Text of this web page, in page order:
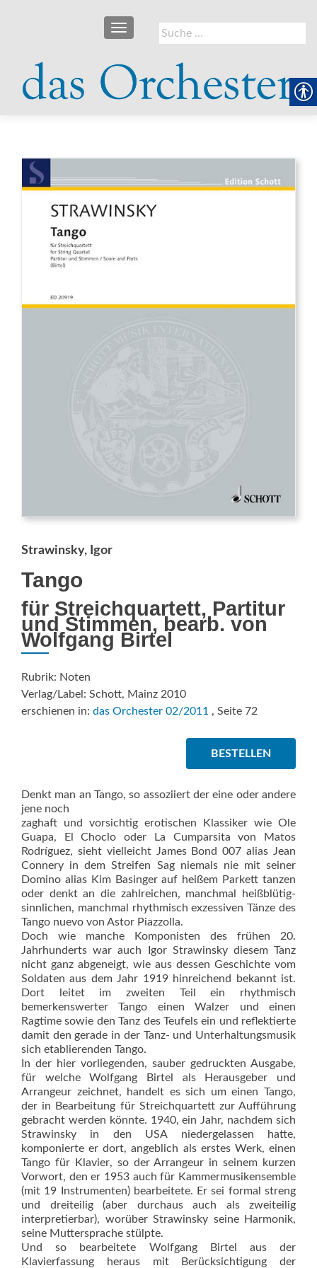
Suche
nach:
SCHALTE NAVIGATION
Strawinsky, Igor
Tango
für Streichquartett, Partitur
und Stimmen, bearb. von
Wolfgang Birtel
Rubrik: Noten
Verlag/Label: Schott, Mainz 2010
erschienen in: das Orchester 02/2011 , Seite 72
BESTELLEN
Denkt man an Tango, so assoziiert der eine oder andere
jene noch
zaghaft und vorsichtig erotischen Klassiker wie Ole
Guapa, El Choclo oder La Cumparsita von Matos
Rodríguez, sieht vielleicht James Bond 007 alias Jean
Connery in dem Streifen Sag niemals nie mit seiner
Domino alias Kim Basinger auf heißem Parkett tanzen
oder denkt an die zahlreichen, manchmal heißblütig-
sinnlichen, manchmal rhythmisch exzessiven Tänze des
Tango nuevo von Astor Piazzolla.
Doch wie manche Komponisten des frühen 20.
Jahrhunderts war auch Igor Strawinsky diesem Tanz
nicht ganz abgeneigt, wie aus dessen Geschichte vom
Soldaten aus dem Jahr 1919 hinreichend bekannt ist.
Dort leitet im zweiten Teil ein rhythmisch
bemerkenswerter Tango einen Walzer und einen
Ragtime sowie den Tanz des Teufels ein und reflektierte
damit den gerade in der Tanz- und Unterhaltungsmusik
sich etablierenden Tango.
In der hier vorliegenden, sauber gedruckten Ausgabe,
für welche Wolfgang Birtel als Herausgeber und
Arrangeur zeichnet, handelt es sich um einen Tango,
der in Bearbeitung für Streichquartett zur Aufführung
gebracht werden könnte. 1940, ein Jahr, nachdem sich
Strawinsky in den USA niedergelassen hatte,
komponierte er dort, angeblich als erstes Werk, einen
Tango für Klavier, so der Arrangeur in seinem kurzen
Vorwort, den er 1953 auch für Kammermusikensemble
(mit 19 Instrumenten) bearbeitete. Er sei formal streng
und dreiteilig (aber durchaus auch als zweiteilig
interpretierbar), worüber Strawinsky seine Harmonik,
seine Muttersprache stülpte.
Und so bearbeitete Wolfgang Birtel aus der
Klavierfassung heraus mit Berücksichtigung der